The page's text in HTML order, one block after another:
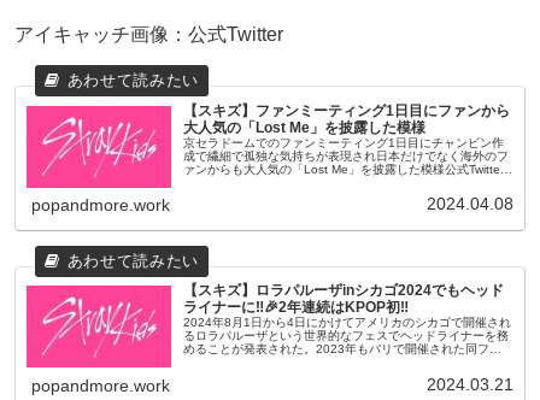
アイキャッチ画像：公式Twitter
【スキズ】ファンミーティング1日目にファンから
大人気の「Lost Me」を披露した模様
京セラドームでのファンミーティング1日目にチャンビン作
成で繊細で孤独な気持ちが表現され日本だけでなく海外のフ
ァンからも大人気の「Lost Me」を披露した模様公式Twitter
popandmore.work 2024.04.08
【スキズ】ロラパルーザinシカゴ2024でもヘッド
ライナーに‼🎉2年連続はKPOP初‼
2024年8月1日から4日にかけてアメリカのシカゴで開催され
るロラパルーザという世界的なフェスでヘッドライナーを務
めることが発表された。2023年もパリで開催された同フェ
popandmore.work 2024.03.21